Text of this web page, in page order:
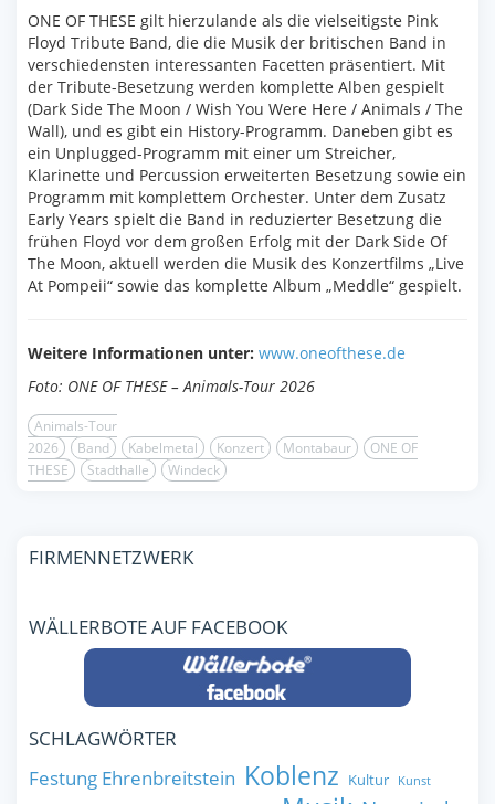
ONE OF THESE gilt hierzulande als die vielseitigste Pink
Floyd Tribute Band, die die Musik der britischen Band in
verschiedensten interessanten Facetten präsentiert. Mit
der Tribute-Besetzung werden komplette Alben gespielt
(Dark Side The Moon / Wish You Were Here / Animals / The
Wall), und es gibt ein History-Programm. Daneben gibt es
ein Unplugged-Programm mit einer um Streicher,
Klarinette und Percussion erweiterten Besetzung sowie ein
Programm mit komplettem Orchester. Unter dem Zusatz
Early Years spielt die Band in reduzierter Besetzung die
frühen Floyd vor dem großen Erfolg mit der Dark Side Of
The Moon, aktuell werden die Musik des Konzertfilms „Live
At Pompeii“ sowie das komplette Album „Meddle“ gespielt.
Weitere Informationen unter: www.oneofthese.de
Foto: ONE OF THESE – Animals-Tour 2026
Animals-Tour
2026
Band Kabelmetal Konzert Montabaur
ONE OF
THESE
Stadthalle Windeck
FIRMENNETZWERK
WÄLLERBOTE AUF FACEBOOK
SCHLAGWÖRTER
Festung Ehrenbreitstein Koblenz Kultur Kunst